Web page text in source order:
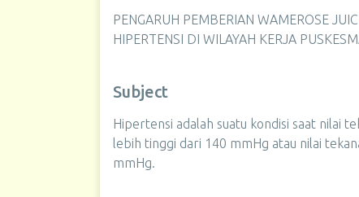
PENGARUH PEMBERIAN WAMEROSE
HIPERTENSI DI WILAYAH KERJA
Subject
Hipertensi adalah suatu kondisi saat nilai
lebih tinggi dari 140 mmHg atau nilai
mmHg.